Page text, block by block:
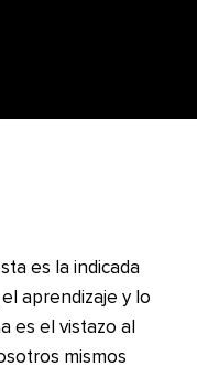
es la indicada
aprendizaje y lo
es el vistazo al
mismos